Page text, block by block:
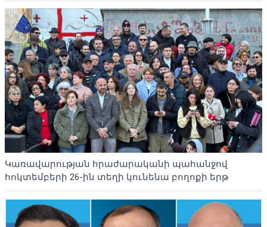
Կառավարության հրաժարականի պահանջով
հոկտեմբերի 26-ին տեղի կունենա բողոքի երթ